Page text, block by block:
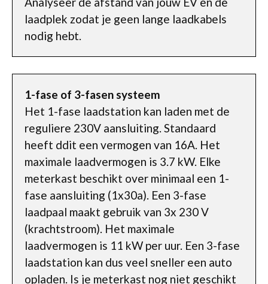
laadplek zodat je geen lange laadkabels
nodig hebt.
1-fase of 3-fasen systeem
Het 1-fase laadstation kan laden met de
reguliere 230V aansluiting. Standaard
heeft ddit een vermogen van 16A. Het
maximale laadvermogen is 3.7 kW. Elke
meterkast beschikt over minimaal een 1-
fase aansluiting (1x30a). Een 3-fase
laadpaal maakt gebruik van 3x 230 V
(krachtstroom). Het maximale
laadvermogen is 11 kW per uur. Een 3-fase
laadstation kan dus veel sneller een auto
opladen. Is je meterkast nog niet geschikt